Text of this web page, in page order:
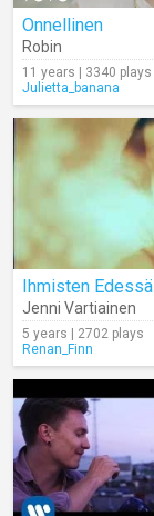
Onnellinen
Robin
11 years | 3340 plays
Julietta_banana
Ihmisten Edessä
Jenni Vartiainen
5 years | 2702 plays
Renan_Finn